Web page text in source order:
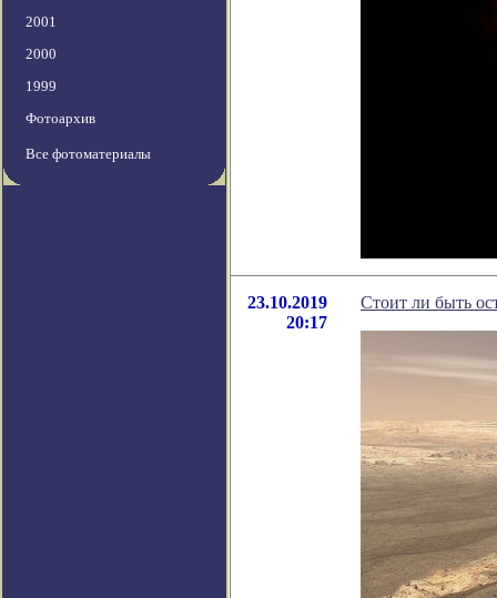
2001
2000
1999
Фотоархив
Все фотоматериалы
23.10.2019
20:17
Стоит ли быть